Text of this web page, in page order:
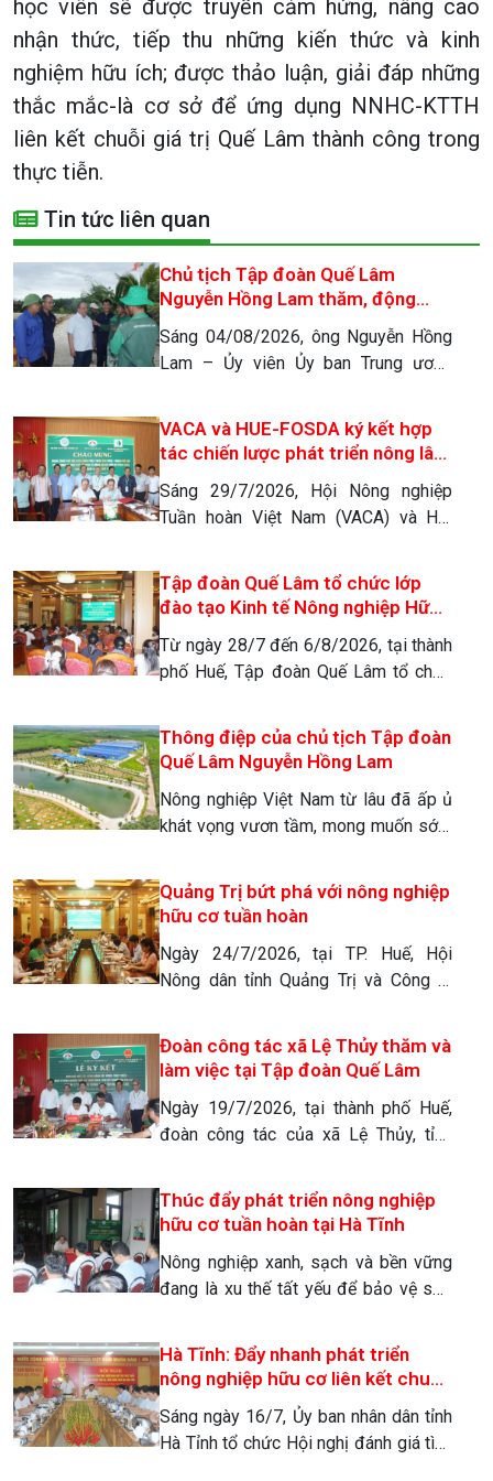
học viên sẽ được truyền cảm hứng, nâng cao
nhận thức, tiếp thu những kiến thức và kinh
nghiệm hữu ích; được thảo luận, giải đáp những
thắc mắc-là cơ sở để ứng dụng NNHC-KTTH
liên kết chuỗi giá trị Quế Lâm thành công trong
thực tiễn.
Tin tức liên quan
Chủ tịch Tập đoàn Quế Lâm
Nguyễn Hồng Lam thăm, động
viên lớp đào tạo Kinh tế Nông
nghiệp Hữu cơ Tuần hoàn
Sáng 04/08/2026, ông Nguyễn Hồng
Lam – Ủy viên Ủy ban Trung ương
trực Hội Người Cao tuổi Việt Nam, Chủ
tịch Hội Nông nghiệp tuần hoàn Việt
Nam, Chủ tịch Tập đoàn Quế Lâm, Nhà
Khoa học của Nhà nông đã đến thăm,
động viên giảng viên […]
VACA và HUE-FOSDA ký kết hợp
tác chiến lược phát triển nông lâm
2031)
Sáng 29/7/2026, Hội Nông nghiệp
Tuần hoàn Việt Nam (VACA) và Hội
phố Huế (HUE-FOSDA) đã chính thức
ký kết Biên bản hợp tác chiến lược giai
đoạn 2026 – 2031. Sự kiện đánh dấu
bước ngoặt quan trọng trong việc định
hình mô hình nông lâm nghiệp […]
Tập đoàn Quế Lâm tổ chức lớp
đào tạo Kinh tế Nông nghiệp Hữu
cơ Tuần hoàn tại Huế
Từ ngày 28/7 đến 6/8/2026, tại thành
phố Huế, Tập đoàn Quế Lâm tổ chức
nghiệp hữu cơ tuần hoàn, liên kết chuỗi
giá trị Quế Lâm cho gần 100 học viên
là cán bộ khuyến nông cơ sở, hộ làm
giàu trong chuỗi liên kết giá […]
Thông điệp của chủ tịch Tập đoàn
Quế Lâm Nguyễn Hồng Lam
Nông nghiệp Việt Nam từ lâu đã ấp ủ
khát vọng vươn tầm, mong muốn sớm
quốc tế. Thế nhưng, trong cơn lốc của
sự tăng trưởng “nóng”, chúng ta đã vô
dụng hóa chất độc hại […]
Quảng Trị bứt phá với nông nghiệp
hữu cơ tuần hoàn
Ngày 24/7/2026, tại TP. Huế, Hội
Nông dân tỉnh Quảng Trị và Công ty
Lâm đã chính thức ký kết thỏa thuận
hợp tác chiến lược giai đoạn 2026 –
2031 về phát triển kinh tế nông nghiệp
hữu cơ tuần hoàn, liên kết chuỗi giá trị
Quế Lâm. […]
Đoàn công tác xã Lệ Thủy thăm và
làm việc tại Tập đoàn Quế Lâm
Ngày 19/7/2026, tại thành phố Huế,
đoàn công tác của xã Lệ Thủy, tỉnh
kinh nghiệm và ký kết hợp tác với Tập
đoàn Quế Lâm về phát triển kinh tế
nông nghiệp hữu cơ tuần hoàn, liên kết
chuỗi giá trị Quế Lâm. Trước khi bước
[…]
Thúc đẩy phát triển nông nghiệp
hữu cơ tuần hoàn tại Hà Tĩnh
Nông nghiệp xanh, sạch và bền vững
đang là xu thế tất yếu để bảo vệ sức
thái. Chiều ngày 16/7, tại xã Cẩm Bình,
Hội Nông dân tỉnh Hà Tĩnh và Công ty
TNHH Một thành viên Nông nghiệp
Organic Quế Lâm đã Hội nghị thống
nhất […]
Hà Tĩnh: Đẩy nhanh phát triển
nông nghiệp hữu cơ liên kết chuỗi
Sáng ngày 16/7, Ủy ban nhân dân tỉnh
Hà Tỉnh tổ chức Hội nghị đánh giá tình